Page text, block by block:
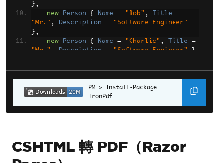
},
new
Person { Name = "Bob" , Title
=
"Mr." , Description =
"Software Engineer"
},
new
Person { Name = "Charlie" , Title
=
"Mr."
Description = "Software Engineer"
}
ViewData["personList"] = persons;
ChromePdfRenderer
ChromePdfRenderer();
renderer.RenderRazorToPdf this);
Install-Package
IronPdf
CSHTML 轉 PDF（Razor